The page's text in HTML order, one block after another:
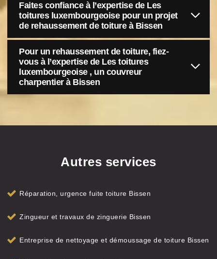
Faites confiance à l’expertise de Les
toitures luxembourgeoise pour un projet
de rehaussement de toiture à Bissen
Pour un rehaussement de toiture, fiez-
vous à l’expertise de Les toitures
luxembourgeoise , un couvreur
charpentier à Bissen
Autres services
Réparation, urgence fuite toiture Bissen
Zingueur et travaux de zinguerie Bissen
Entreprise de nettoyage et démoussage de toiture Bissen